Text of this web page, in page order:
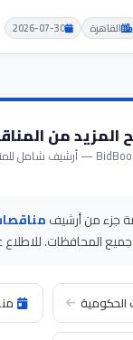
القاهرة 2026-07-30
المزيد من
جزء من أرشيف
المحافظات. للاطلاع
الحكومية